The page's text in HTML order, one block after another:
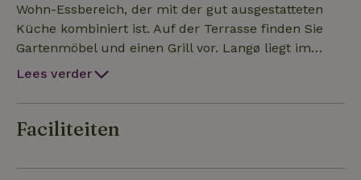
Wohn-Essbereich, der mit der gut ausgestatteten
Küche kombiniert ist. Auf der Terrasse finden Sie
Gartenmöbel und einen Grill vor. Langø liegt im
Nord-Osten Fünens, nicht weit vom gemütlichen Ort
Einkaufsmöglichkeiten vorfinden.
Lees verder
Faciliteiten